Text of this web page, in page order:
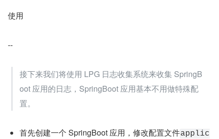
使用
--
接下来我们将使用 LPG 日志收集系统来收集 SpringB
oot 应用的日志，SpringBoot 应用基本不用做特殊配
置。
首先创建一个 SpringBoot 应用，修改配置文件applic